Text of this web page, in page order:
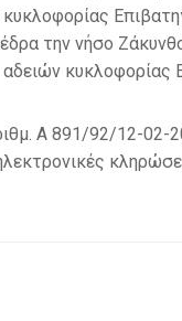
την νήσο
Α 891/92/12-